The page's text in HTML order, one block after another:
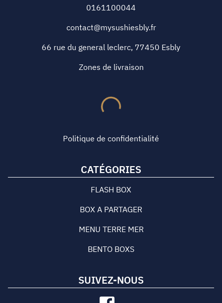
0161100044
contact@mysushiesbly.fr
66 rue du general leclerc, 77450 Esbly
Zones de livraison
Politique de confidentialité
CATÉGORIES
FLASH BOX
BOX A PARTAGER
MENU TERRE MER
BENTO BOXS
SUIVEZ-NOUS